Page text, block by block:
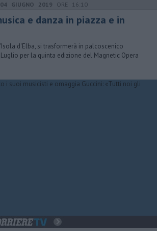
04 GIUGNO 2019 ORE 16:10
e danza in piazza e in
d'Elba, si trasformerà in palcoscenico
per la quinta edizione del Magnetic Opera